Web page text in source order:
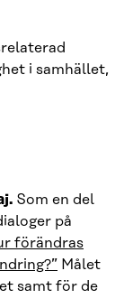
i samhället,
Som en del
på
förändras
Målet
samt för de